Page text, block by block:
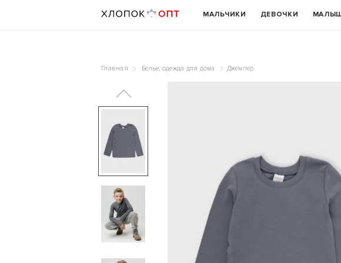
МАЛЬЧИКИ ДЕВОЧКИ
Главная Белье, одежда для дома Джемпер